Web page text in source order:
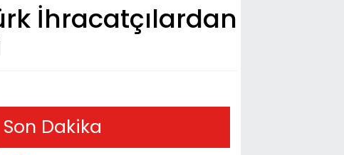
İhracatçılardan
Son Dakika